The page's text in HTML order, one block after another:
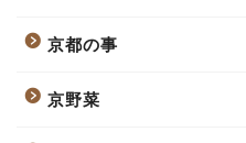
京都の事
京野菜